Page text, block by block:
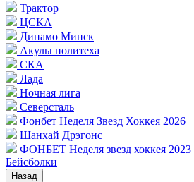
Трактор
ЦСКА
Динамо Минск
Акулы политеха
СКА
Лада
Ночная лига
Северсталь
Фонбет Неделя Звезд Хоккея 2026
Шанхай Дрэгонс
ФОНБЕТ Неделя звезд хоккея 2023
Бейсболки
Назад